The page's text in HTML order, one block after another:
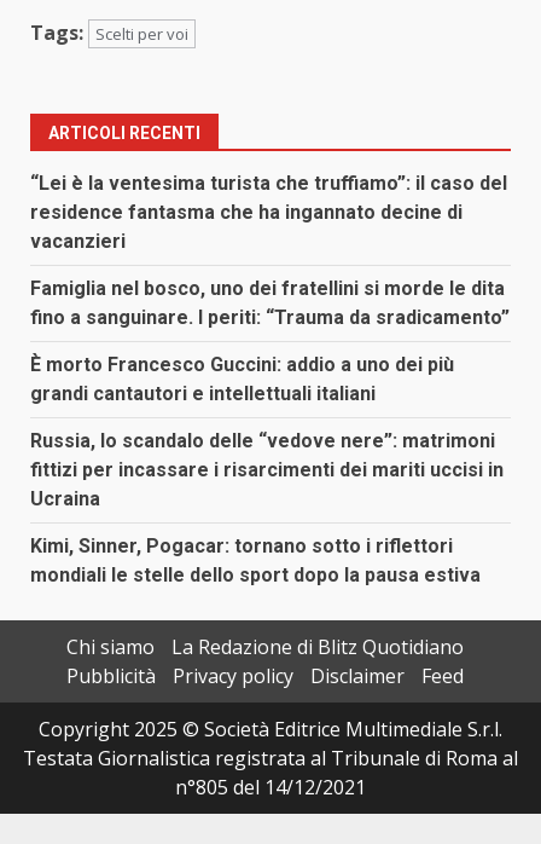
Tags: Scelti per voi
ARTICOLI RECENTI
“Lei è la ventesima turista che truffiamo”: il caso del
residence fantasma che ha ingannato decine di
vacanzieri
Famiglia nel bosco, uno dei fratellini si morde le dita
fino a sanguinare. I periti: “Trauma da sradicamento”
È morto Francesco Guccini: addio a uno dei più
grandi cantautori e intellettuali italiani
Russia, lo scandalo delle “vedove nere”: matrimoni
fittizi per incassare i risarcimenti dei mariti uccisi in
Ucraina
Kimi, Sinner, Pogacar: tornano sotto i riflettori
mondiali le stelle dello sport dopo la pausa estiva
Chi siamo
La Redazione di Blitz Quotidiano
Pubblicità
Privacy policy Disclaimer
Feed
Copyright 2025 © Società Editrice Multimediale S.r.l.
Testata Giornalistica registrata al Tribunale di Roma al
n°805 del 14/12/2021